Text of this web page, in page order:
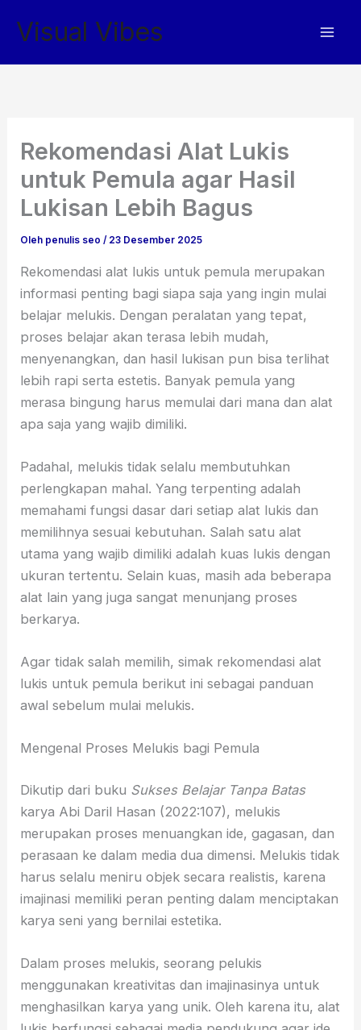
Visual Vibes
Rekomendasi Alat Lukis
untuk Pemula agar Hasil
Lukisan Lebih Bagus
Oleh penulis seo/ 23 Desember 2025
Rekomendasi alat lukis untuk pemula merupakan
informasi penting bagi siapa saja yang ingin mulai
belajar melukis. Dengan peralatan yang tepat,
proses belajar akan terasa lebih mudah,
menyenangkan, dan hasil lukisan pun bisa terlihat
lebih rapi serta estetis. Banyak pemula yang
merasa bingung harus memulai dari mana dan alat
apa saja yang wajib dimiliki.
Padahal, melukis tidak selalu membutuhkan
perlengkapan mahal. Yang terpenting adalah
memahami fungsi dasar dari setiap alat lukis dan
memilihnya sesuai kebutuhan. Salah satu alat
utama yang wajib dimiliki adalah kuas lukis dengan
ukuran tertentu. Selain kuas, masih ada beberapa
alat lain yang juga sangat menunjang proses
berkarya.
Agar tidak salah memilih, simak rekomendasi alat
lukis untuk pemula berikut ini sebagai panduan
awal sebelum mulai melukis.
Mengenal Proses Melukis bagi Pemula
Dikutip dari buku Sukses Belajar Tanpa Batas
karya Abi Daril Hasan (2022:107), melukis
merupakan proses menuangkan ide, gagasan, dan
perasaan ke dalam media dua dimensi. Melukis tidak
harus selalu meniru objek secara realistis, karena
imajinasi memiliki peran penting dalam menciptakan
karya seni yang bernilai estetika.
Dalam proses melukis, seorang pelukis
menggunakan kreativitas dan imajinasinya untuk
menghasilkan karya yang unik. Oleh karena itu, alat